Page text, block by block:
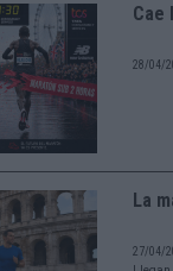
Cae
28/04/
La
27/04/